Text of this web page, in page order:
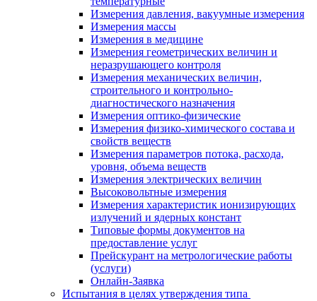
Измерения давления, вакуумные измерения
Измерения массы
Измерения в медицине
Измерения геометрических величин и
неразрушающего контроля
Измерения механических величин,
строительного и контрольно-
диагностического назначения
Измерения оптико-физические
Измерения физико-химического состава и
свойств веществ
Измерения параметров потока, расхода,
уровня, объема веществ
Измерения электрических величин
Высоковольтные измерения
Измерения характеристик ионизирующих
излучений и ядерных констант
Типовые формы документов на
предоставление услуг
Прейскурант на метрологические работы
(услуги)
Онлайн-Заявка
Испытания в целях утверждения типа